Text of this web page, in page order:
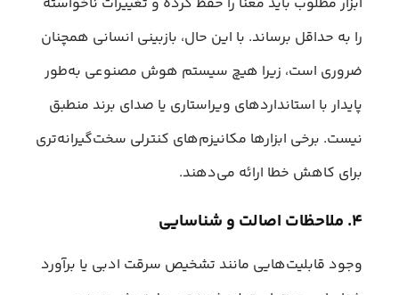
را به حداقل برساند. با این حال، بازبینی انسانی همچنان
ضروری است، زیرا هیچ سیستم هوش مصنوعی به‌طور
پایدار با استانداردهای ویراستاری یا صدای برند منطبق
نیست. برخی ابزارها مکانیزم‌های کنترلی سخت‌گیرانه‌تری
برای کاهش خطا ارائه می‌دهند.
۴. ملاحظات اصالت و شناسایی
وجود قابلیت‌هایی مانند تشخیص سرقت ادبی یا برآورد